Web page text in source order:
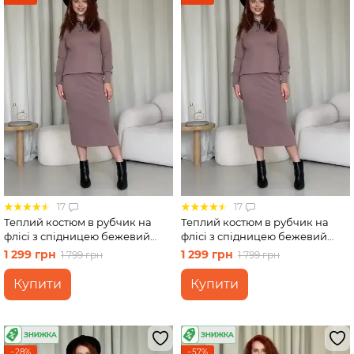
17
Теплий костюм в рубчик на
флісі з спідницею бежевий
Merlini Арно 100001342 розмір
S-M (42-44)
1 299 грн 1 799 грн
Купити
17
Теплий костюм в рубчик на
флісі з спідницею бежевий
Merlini Арно 100001342 розмір
L-XL (46-48)
1 299 грн 1 799 грн
Купити